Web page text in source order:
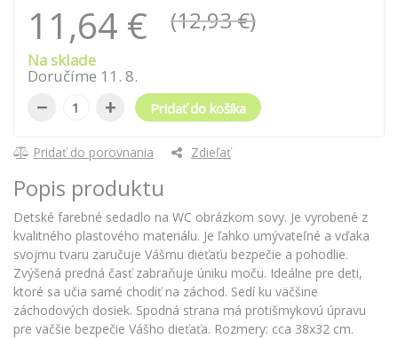
11,64 € (12,93 €)
Na sklade
Doručíme 11 . 8.
− + Pridať do košíka
Pridať do porovnania Zdieľať
Popis produktu
Detské farebné sedadlo na WC obrázkom sovy. Je vyrobené z
kvalitného plastového materiálu. Je ľahko umývateľné a vďaka
svojmu tvaru zaručuje Vášmu dieťaťu bezpečie a pohodlie.
Zvýšená predná časť zabraňuje úniku moču. Ideálne pre deti,
ktoré sa učia samé chodiť na záchod. Sedí ku väčšine
záchodových dosiek. Spodná strana má protišmykovú úpravu
pre väčšie bezpečie Vášho dieťaťa. Rozmery: cca 38x32 cm.